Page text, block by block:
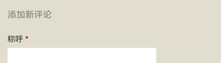
添加新评论
称呼 *